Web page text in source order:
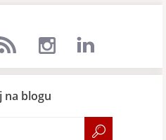
na blogu